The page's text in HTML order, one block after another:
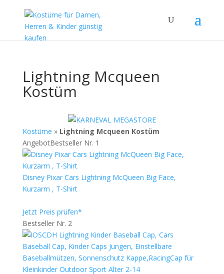
Lightning Mcqueen
Kostüm
Kostüme » Lightning Mcqueen Kostüm
AngebotBestseller Nr. 1
Disney Pixar Cars Lightning McQueen Big Face,
Kurzarm , T-Shirt
Jetzt Preis prüfen*
Bestseller Nr. 2